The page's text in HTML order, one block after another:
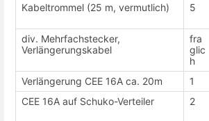
Kabeltrommel (25 m, vermutlich) 5
div. Mehrfachstecker,
Verlängerungskabel
fra
glic
h
Verlängerung CEE 16A ca. 20m 1
CEE 16A auf Schuko-Verteiler
2